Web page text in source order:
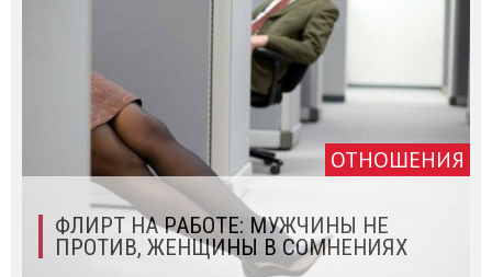
ОТНОШЕНИЯ
ФЛИРТ НА РАБОТЕ: МУЖЧИНЫ НЕ
ПРОТИВ, ЖЕНЩИНЫ В СОМНЕНИЯХ